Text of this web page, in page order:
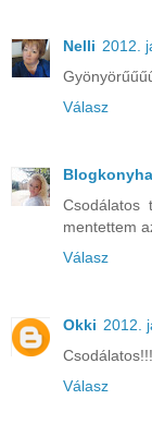
Nelli 2012.
Válasz
Blogkonyha
Csodálatos
mentettem
Válasz
Okki 2012.
Válasz